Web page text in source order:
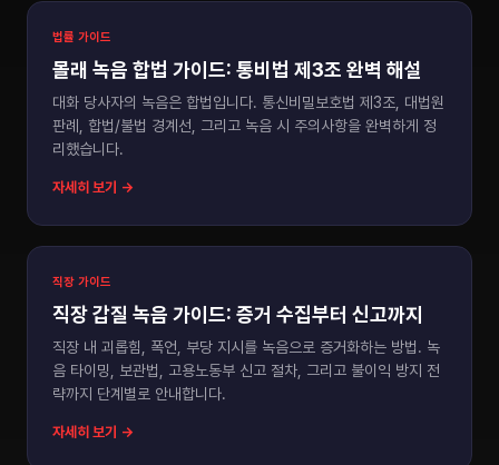
법률 가이드
몰래 녹음 합법 가이드: 통비법 제3조 완벽 해설
대화 당사자의 녹음은 합법입니다. 통신비밀보호법 제3조, 대법원
판례, 합법/불법 경계선, 그리고 녹음 시 주의사항을 완벽하게 정
리했습니다.
자세히 보기 →
직장 가이드
직장 갑질 녹음 가이드: 증거 수집부터 신고까지
직장 내 괴롭힘, 폭언, 부당 지시를 녹음으로 증거화하는 방법. 녹
음 타이밍, 보관법, 고용노동부 신고 절차, 그리고 불이익 방지 전
략까지 단계별로 안내합니다.
자세히 보기 →